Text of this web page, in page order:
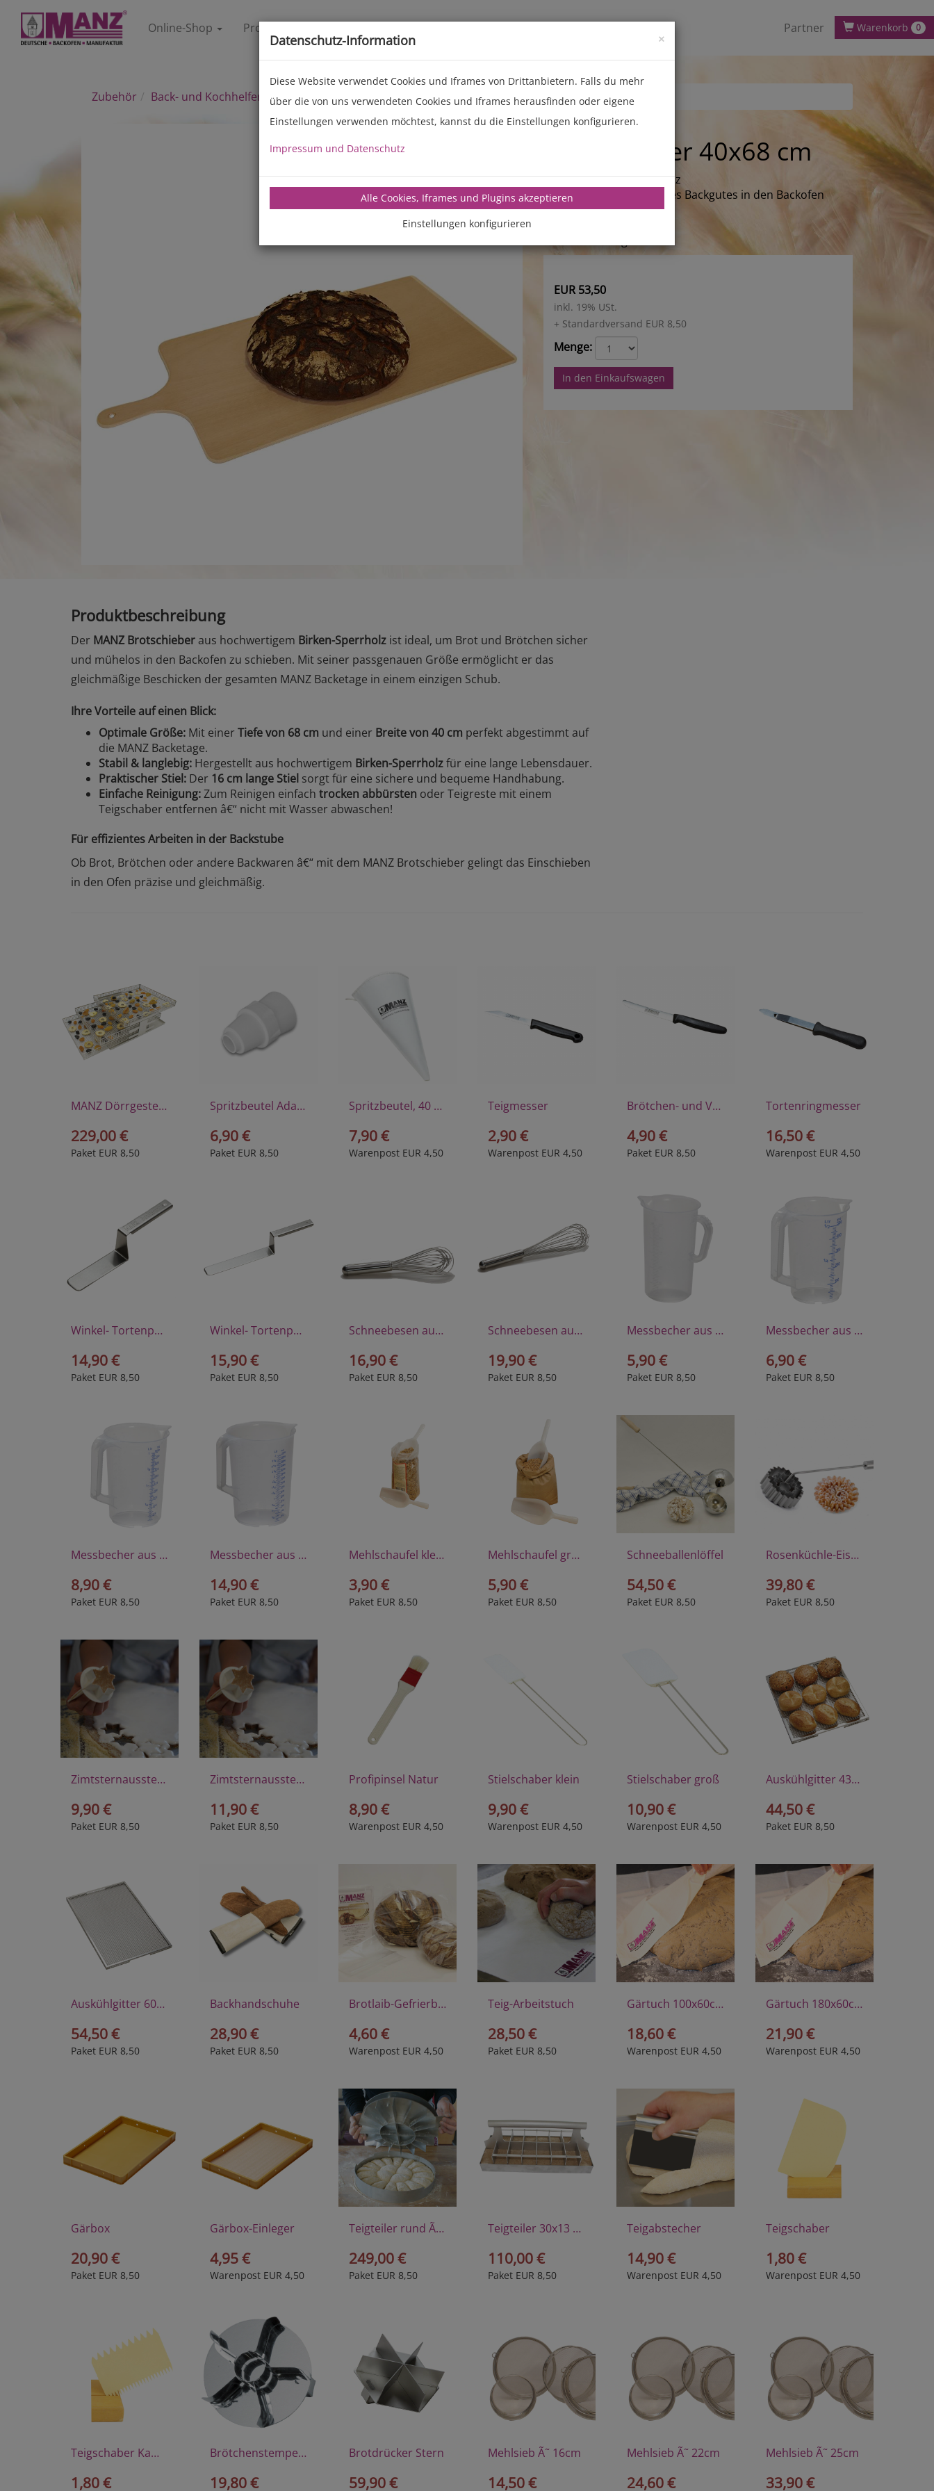
Online-Shop Produkte Partner Warenkorb 0
Zubehör Back- und Kochhelfer
Brotschieber 40x68 cm
aus Birken-Sperrholz
zum Einschieben des Backgutes in den Backofen
Tiefe: 68 cm
EUR 53,50
inkl. 19% USt.
+ Standardversand EUR 8,50
Menge:
In den Einkaufswagen
Produktbeschreibung
Der MANZ Brotschieberaus hochwertigem Birken-Sperrholz ist ideal, um Brot und Brötchen sicher
und mühelos in den Backofen zu schieben. Mit seiner passgenauen Größe ermöglicht er das
gleichmäßige Beschicken der gesamten MANZ Backetage in einem einzigen Schub.
Ihre Vorteile auf einen Blick:
Optimale Größe: Mit einer Tiefe von 68 cm und einer Breite von 40 cm perfekt abgestimmt auf
die MANZ Backetage.
Stabil & langlebig: Hergestellt aus hochwertigem Birken-Sperrholzfür eine lange Lebensdauer.
Praktischer Stiel: Der 16 cm lange Stiel sorgt für eine sichere und bequeme Handhabung.
Einfache Reinigung:Zum Reinigen einfach trocken abbürsten oder Teigreste mit einem
Teigschaber entfernen â€“ nicht mit Wasser abwaschen!
Für effizientes Arbeiten in der Backstube
Ob Brot, Brötchen oder andere Backwaren â€“ mit dem MANZ Brotschieber gelingt das Einschieben
in den Ofen präzise und gleichmäßig.
MANZ Dörrgestell, komplett
229,00 €
Paket EUR 8,50
Spritzbeutel Adapter
6,90 €
Paket EUR 8,50
Spritzbeutel, 40 cm
7,90 €
Warenpost EUR 4,50
Teigmesser
2,90 €
Warenpost EUR 4,50
Brötchen- und Vespermesser
4,90 €
Paket EUR 8,50
Tortenringmesser
16,50 €
Warenpost EUR 4,50
Winkel- Tortenpalette aus hochwertigem Edelstahl
14,90 €
Paket EUR 8,50
Winkel- Tortenpalette aus hochwertigem Edelstahl
15,90 €
Paket EUR 8,50
Schneebesen aus hochwertigem Edelstahl, 26 cm
16,90 €
Paket EUR 8,50
Schneebesen aus hochwertigem Edelstahl, 35 cm
19,90 €
Paket EUR 8,50
Messbecher aus Polyprophylen 1/4 Liter
5,90 €
Paket EUR 8,50
Messbecher aus Polyprophylen 1/2 Liter
6,90 €
Paket EUR 8,50
Messbecher aus Polyprophylen 1 Liter
8,90 €
Paket EUR 8,50
Messbecher aus Polyprophylen 3 Liter
14,90 €
Paket EUR 8,50
Mehlschaufel klein aus Polyprophylen
3,90 €
Paket EUR 8,50
Mehlschaufel groß aus Polyprophylen
5,90 €
Paket EUR 8,50
Schneeballenlöffel
54,50 €
Paket EUR 8,50
Rosenküchle-Eisen
39,80 €
Paket EUR 8,50
Zimtsternausstecher klein aus Kunststoff
9,90 €
Paket EUR 8,50
Zimtsternausstecher groß aus Kunststoff
11,90 €
Paket EUR 8,50
Profipinsel Natur
8,90 €
Warenpost EUR 4,50
Stielschaber klein
9,90 €
Warenpost EUR 4,50
Stielschaber groß
10,90 €
Warenpost EUR 4,50
Auskühlgitter 43x35 cm
44,50 €
Paket EUR 8,50
Auskühlgitter 60x40 cm
54,50 €
Paket EUR 8,50
Backhandschuhe
28,90 €
Paket EUR 8,50
Brotlaib-Gefrierbeutel
4,60 €
Warenpost EUR 4,50
Teig-Arbeitstuch
28,50 €
Paket EUR 8,50
Gärtuch 100x60cm
18,60 €
Warenpost EUR 4,50
Gärtuch 180x60cm
21,90 €
Warenpost EUR 4,50
Gärbox
20,90 €
Paket EUR 8,50
Gärbox-Einleger
4,95 €
Warenpost EUR 4,50
Teigteiler rund Ã˜ 32,5cm
249,00 €
Paket EUR 8,50
Teigteiler 30x13 cm
110,00 €
Paket EUR 8,50
Teigabstecher
14,90 €
Warenpost EUR 4,50
Teigschaber
1,80 €
Warenpost EUR 4,50
Teigschaber Kamm
1,80 €
Brötchenstempel Kaisersemmel
19,80 €
Brotdrücker Stern
59,90 €
Mehlsieb Ã˜ 16cm
14,50 €
Mehlsieb Ã˜ 22cm
24,60 €
Mehlsieb Ã˜ 25cm
33,90 €
×
Datenschutz-Information
Diese Website verwendet Cookies und Iframes von Drittanbietern. Falls du mehr
über die von uns verwendeten Cookies und Iframes herausfinden oder eigene
Einstellungen verwenden möchtest, kannst du die Einstellungen konfigurieren.
Impressum und Datenschutz
Alle Cookies, Iframes und Plugins akzeptieren
Einstellungen konfigurieren